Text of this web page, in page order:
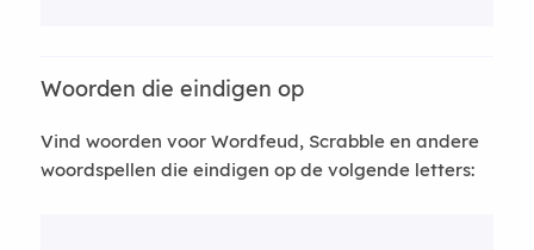
Woorden die eindigen op
Vind woorden voor Wordfeud, Scrabble en andere
woordspellen die eindigen op de volgende letters: